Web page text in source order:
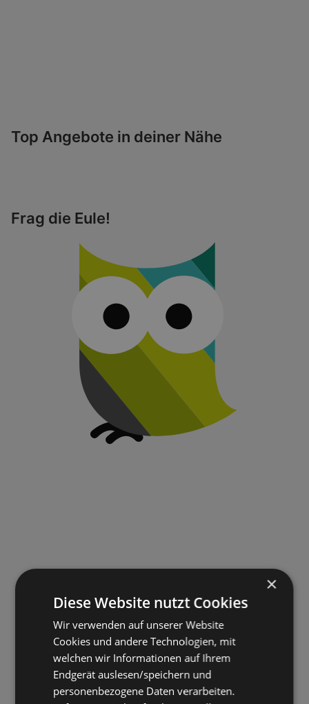
Top Angebote in deiner Nähe
Frag die Eule!
×
Diese Website nutzt Cookies
Wir verwenden auf unserer Website
Cookies und andere Technologien, mit
welchen wir Informationen auf Ihrem
Endgerät auslesen/speichern und
personenbezogene Daten verarbeiten.